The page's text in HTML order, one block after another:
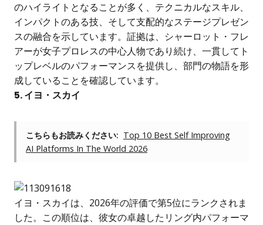
のハイライトとなることが多く、テクニカルなスキル、
インパクトのある技、そして支配的なステージプレゼン
スの融合を示しています。証拠は、シャーロット・フレ
アーが女子プロレスの中心人物であり続け、一貫してト
ップレベルのパフォーマンスを提供し、部門の物語を形
成していることを確認しています。
5. イヨ・スカイ
こちらもお読みください: Top 10 Best Self Improving
AI Platforms In The World 2026
イヨ・スカイは、2026年の評価で第5位にランクされま
した。この順位は、彼女の卓越したリング内パフォーマ